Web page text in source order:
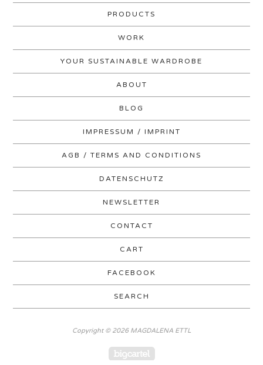
PRODUCTS
WORK
YOUR SUSTAINABLE WARDROBE
ABOUT
BLOG
IMPRESSUM / IMPRINT
AGB / TERMS AND CONDITIONS
DATENSCHUTZ
NEWSLETTER
CONTACT
CART
FACEBOOK
SEARCH
Copyright © 2026 MAGDALENA ETTL
Powered by Big Cartel